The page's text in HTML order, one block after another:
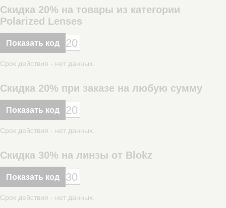
Скидка 20% на товары из категории
Polarized Lenses
Показать код 20
Срок действия - нет данных.
Скидка 20% при заказе на любую сумму
Показать код 20
Срок действия - нет данных.
Скидка 30% на линзы от Blokz
Показать код 30
Срок действия - нет данных.